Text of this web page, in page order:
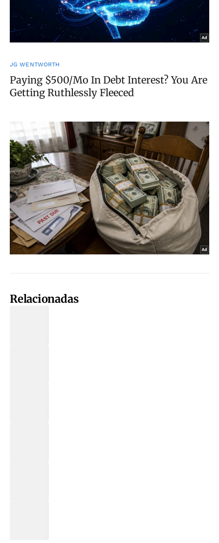
Relacionadas